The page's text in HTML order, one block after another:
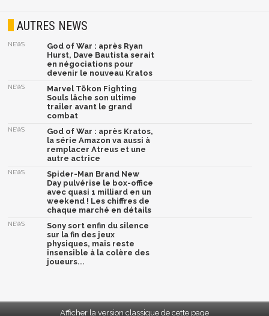
AUTRES NEWS
NEWS
God of War : après Ryan
Hurst, Dave Bautista serait
en négociations pour
devenir le nouveau Kratos
NEWS
Marvel Tōkon Fighting
Souls lâche son ultime
trailer avant le grand
combat
NEWS
God of War : après Kratos,
la série Amazon va aussi à
remplacer Atreus et une
autre actrice
NEWS
Spider-Man Brand New
Day pulvérise le box-office
avec quasi 1 milliard en un
weekend ! Les chiffres de
chaque marché en détails
NEWS
Sony sort enfin du silence
sur la fin des jeux
physiques, mais reste
insensible à la colère des
joueurs...
Afficher la version classique de cette page